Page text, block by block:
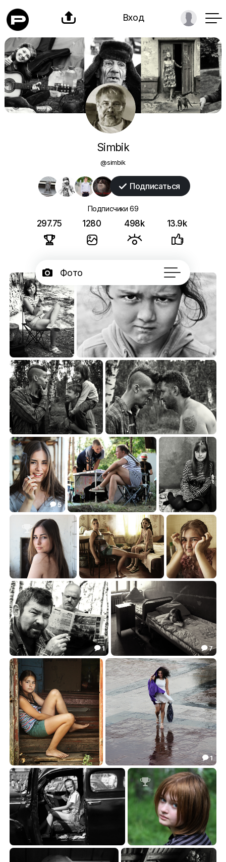
 Вход
Simbik
@simbik
 Подписаться
Подписчики69
297.75

1280

498k

13.9k

 Фото
 Портфолио50
 Подписчики
 Об авторе
...
Лиза
11.59

Настроена скептически
63.84
Старшой...
26.33
Отцы и дети
17.11
Юля
33.40
 5
Лето...
24.16
Юля
32.41

Юля
49.68
Юля и Света
24.56
Юля
13.24
Политинформация
 43.99
 1
Юля
49.85
 7
Юля
24.63
Летний дождь
 41.34
 1
Водитель Бормана

Наташа
56.35